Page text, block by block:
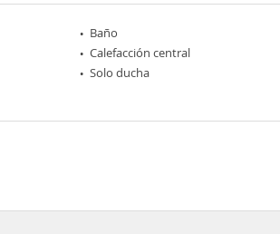
Baño
Calefacción central
Solo ducha